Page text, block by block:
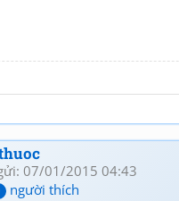
07/01/2015 04:43
người thích